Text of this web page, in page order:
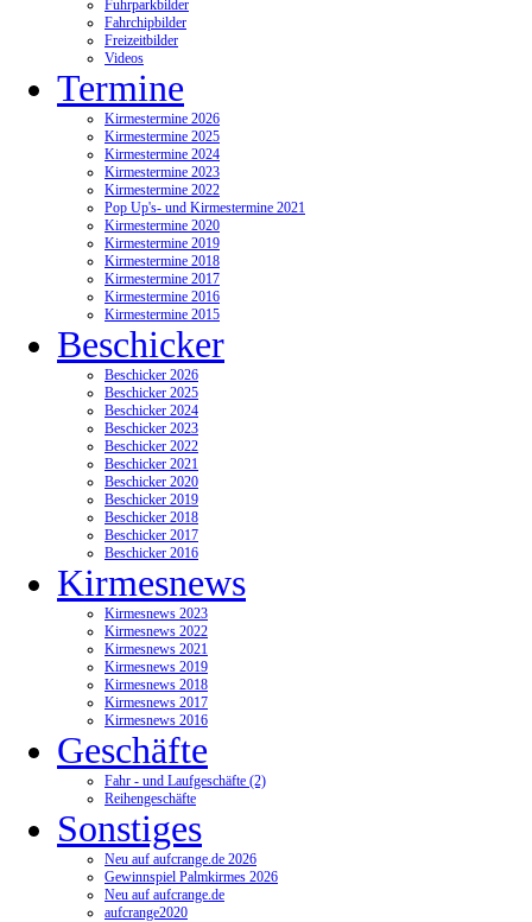
Fuhrparkbilder
Fahrchipbilder
Freizeitbilder
Videos
Termine
Kirmestermine 2026
Kirmestermine 2025
Kirmestermine 2024
Kirmestermine 2023
Kirmestermine 2022
Pop Up's- und Kirmestermine 2021
Kirmestermine 2020
Kirmestermine 2019
Kirmestermine 2018
Kirmestermine 2017
Kirmestermine 2016
Kirmestermine 2015
Beschicker
Beschicker 2026
Beschicker 2025
Beschicker 2024
Beschicker 2023
Beschicker 2022
Beschicker 2021
Beschicker 2020
Beschicker 2019
Beschicker 2018
Beschicker 2017
Beschicker 2016
Kirmesnews
Kirmesnews 2023
Kirmesnews 2022
Kirmesnews 2021
Kirmesnews 2019
Kirmesnews 2018
Kirmesnews 2017
Kirmesnews 2016
Geschäfte
Fahr - und Laufgeschäfte (2)
Reihengeschäfte
Sonstiges
Neu auf aufcrange.de 2026
Gewinnspiel Palmkirmes 2026
Neu auf aufcrange.de
aufcrange2020